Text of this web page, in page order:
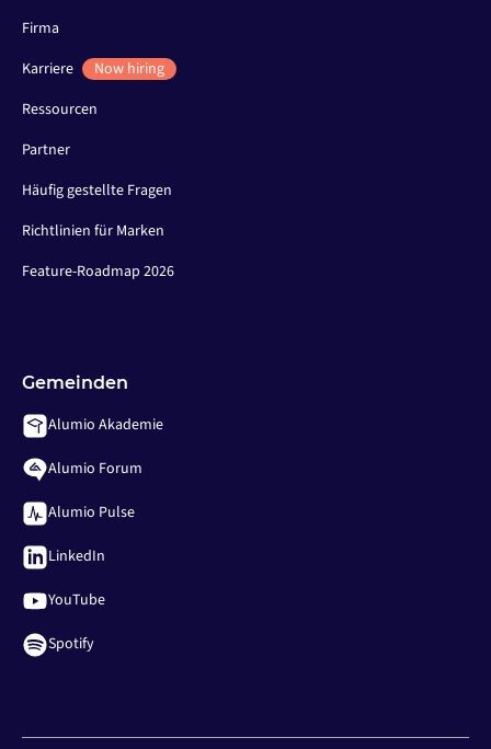
Firma
Karriere
Now hiring
Ressourcen
Partner
Häufig gestellte Fragen
Richtlinien für Marken
Feature-Roadmap 2026
Gemeinden
Alumio Akademie
Alumio Forum
Alumio Pulse
LinkedIn
YouTube
Spotify